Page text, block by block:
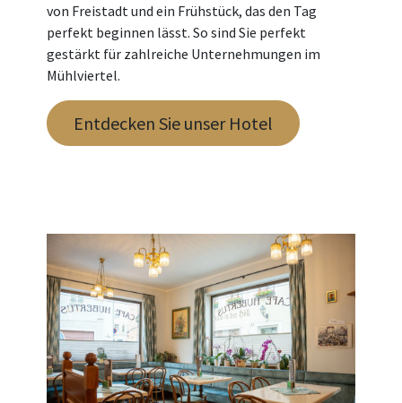
von Freistadt und ein Frühstück, das den Tag
perfekt beginnen lässt. So sind Sie perfekt
gestärkt für zahlreiche Unternehmungen im
Mühlviertel.
Entdecken Sie unser Hotel